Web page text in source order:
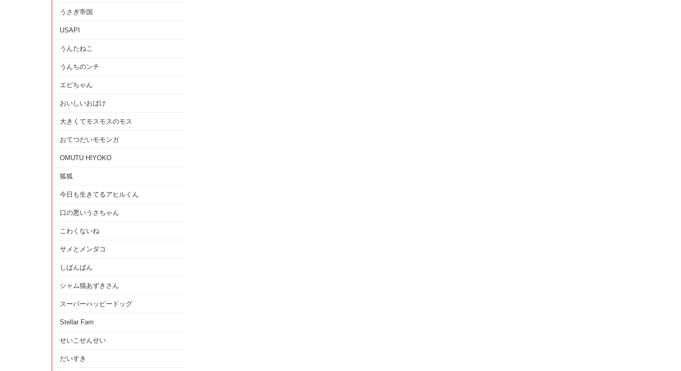
うさぎ帝国
USAPI
うんたねこ
うんちのンチ
エビちゃん
おいしいおばけ
大きくてモスモスのモス
おてつだいモモンガ
OMUTU HIYOKO
狐狐
今日も生きてるアヒルくん
口の悪いうさちゃん
こわくないね
サメとメンダコ
しばんばん
シャム猫あずきさん
スーパーハッピードッグ
Stellar Fam
せいこせんせい
だいすき